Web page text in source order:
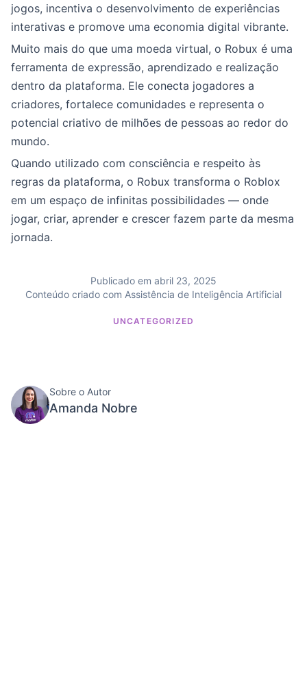
jogos, incentiva o desenvolvimento de experiências
interativas e promove uma economia digital vibrante.
Muito mais do que uma moeda virtual, o Robux é uma
ferramenta de expressão, aprendizado e realização
dentro da plataforma. Ele conecta jogadores a
criadores, fortalece comunidades e representa o
potencial criativo de milhões de pessoas ao redor do
mundo.
Quando utilizado com consciência e respeito às
regras da plataforma, o Robux transforma o Roblox
em um espaço de infinitas possibilidades — onde
jogar, criar, aprender e crescer fazem parte da mesma
jornada.
Publicado em abril 23, 2025
Conteúdo criado com Assistência de Inteligência Artificial
UNCATEGORIZED
Sobre o Autor
Amanda Nobre